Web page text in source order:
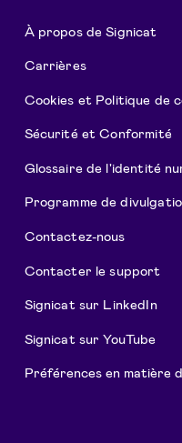
À propos de Signicat
Carrières
Cookies et Politique de
Sécurité et Conformité
Glossaire de l'identité
Programme de
Contactez-nous
Contacter le support
Signicat sur LinkedIn
Signicat sur YouTube
Préférences en matière